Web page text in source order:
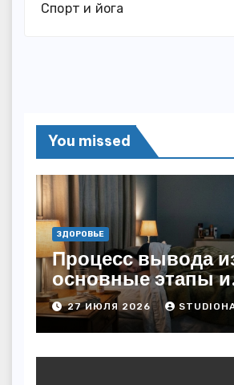
Спорт и йога
You missed
ЗДОРОВЬЕ
Процесс вывода
основные этапы и
методы
27 ИЮЛЯ 2026